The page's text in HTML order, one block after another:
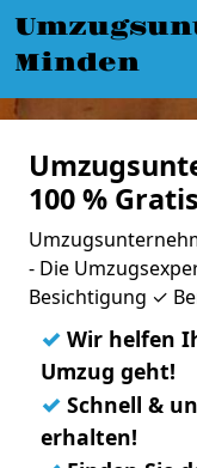
Minden
100 %
- Die
Besichtigung ✓
✓ Wir helfen
Umzug geht!
✓ Schnell &
erhalten!